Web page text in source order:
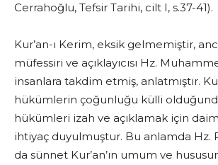
Cerrahoğlu, Tefsir Tarihi, cilt I, s.37-41).
Kur’an-ı Kerim, eksik gelmemiştir,
müfessiri ve açıklayıcısı Hz.
insanlara takdim etmiş, anlatmıştır.
hükümlerin çoğunluğu külli
hükümleri izah ve açıklamak için
ihtiyaç duyulmuştur. Bu anlamda Hz.
da sünnet Kur’an’ın umum ve